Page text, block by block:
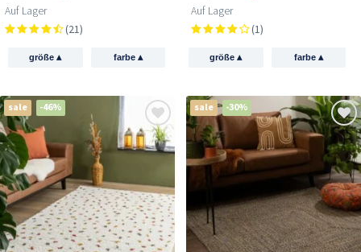
Auf Lager
(21)
größe▴ farbe ▴
Auf Lager
(1)
größe▴ farbe ▴
sale -46% sale -30%